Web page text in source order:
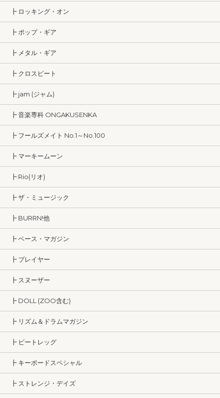
┣ ロッキング・オン
┣ ポップ・ギア
┣ メタル・ギア
┣ クロスビート
┣ jam (ジャム)
┣ 音楽専科 ONGAKUSENKA
┣ フールズメイト No.1～No.100
┣ マーキームーン
┣ Rio(リオ)
┣ ザ・ミュージック
┣ BURRN!他
┣ ベース・マガジン
┣ プレイヤー
┣ スヌーザー
┣ DOLL (ZOO含む)
┣ リズム＆ドラムマガジン
┣ ビートレッグ
┣ キーボードスペシャル
┣ ストレンジ・デイズ